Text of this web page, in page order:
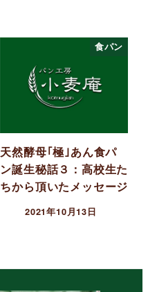
食パン
天然酵母｢極｣あん食パ
ン誕生秘話３：高校生た
ちから頂いたメッセージ
2021年10月13日